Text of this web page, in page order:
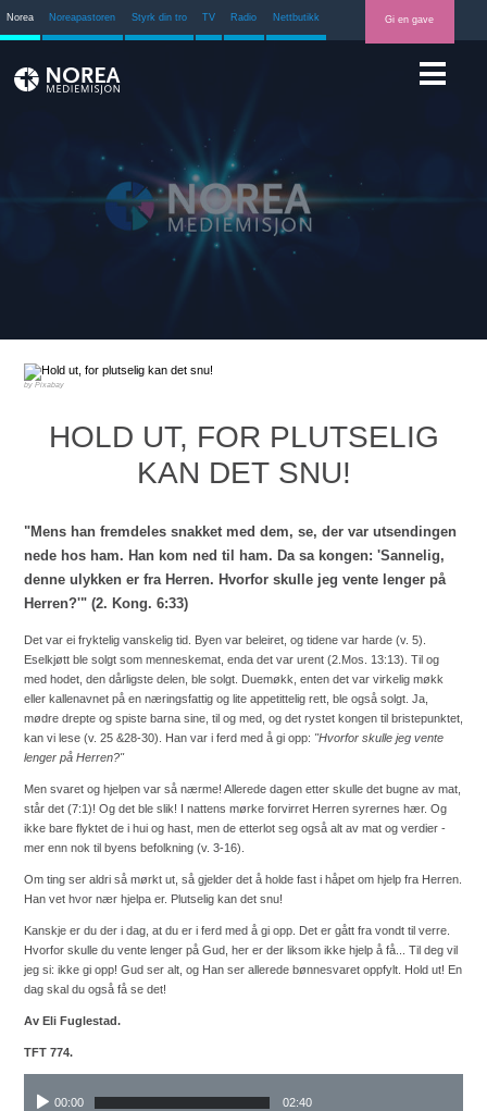
Norea Noreapastoren Styrk din tro TV Radio Nettbutikk Gi en gave
Pixabay
HOLD UT, FOR PLUTSELIG
KAN DET SNU!
"Mens han fremdeles snakket med dem, se, der var utsendingen
nede hos ham. Han kom ned til ham. Da sa kongen: 'Sannelig,
denne ulykken er fra Herren. Hvorfor skulle jeg vente lenger på
Herren?'" (2. Kong. 6:33)
Det var ei fryktelig vanskelig tid. Byen var beleiret, og tidene var harde (v. 5).
Eselkjøtt ble solgt som menneskemat, enda det var urent (2.Mos. 13:13). Til og
med hodet, den dårligste delen, ble solgt. Duemøkk, enten det var virkelig møkk
eller kallenavnet på en næringsfattig og lite appetittelig rett, ble også solgt. Ja,
mødre drepte og spiste barna sine, til og med, og det rystet kongen til bristepunktet,
kan vi lese (v. 25 &28-30). Han var i ferd med å gi opp: "Hvorfor skulle jeg vente
lenger på Herren?"
Men svaret og hjelpen var så nærme! Allerede dagen etter skulle det bugne av mat,
står det (7:1)! Og det ble slik! I nattens mørke forvirret Herren syrernes hær. Og
ikke bare flyktet de i hui og hast, men de etterlot seg også alt av mat og verdier -
mer enn nok til byens befolkning (v. 3-16).
Om ting ser aldri så mørkt ut, så gjelder det å holde fast i håpet om hjelp fra Herren.
Han vet hvor nær hjelpa er. Plutselig kan det snu!
Kanskje er du der i dag, at du er i ferd med å gi opp. Det er gått fra vondt til verre.
Hvorfor skulle du vente lenger på Gud, her er der liksom ikke hjelp å få... Til deg vil
jeg si: ikke gi opp! Gud ser alt, og Han ser allerede bønnesvaret oppfylt. Hold ut! En
dag skal du også få se det!
Av Eli Fuglestad.
TFT 774.
00:00 02:40